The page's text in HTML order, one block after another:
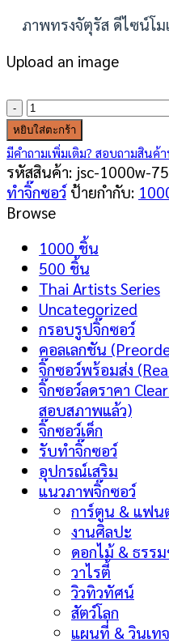
ภาพทรงจัตุรัส ดีไซน์โ
Upload an image
จำนวน
จิ๊ก
ซอว์
1000
ชิ้น
รูป
ตัว
เอง
(Your
Photo)
ขนาด
65
x
65
ซม
ชิ้น
หยิบใส่ตะกร้า
มีคำถามเพิ่มเติม? สอบถามสินค้า
รหัสสินค้า: jsc-1000w-
ทำจิ๊กซอว์ ป้ายกำกับ:
Browse
1000 ชิ้น
500 ชิ้น
Thai Artists Series
Uncategorized
กรอบรูปจิ๊กซอว์
คอลเลกชัน
จิ๊กซอว์พร้อมส่ง
จิ๊กซอว์ลดราคา
สอบสภาพแล้ว)
จิ๊กซอว์เด็ก
รับทำจิ๊กซอว์
อุปกรณ์เสริม
แนวภาพจิ๊กซอว์
การ์ตูน & แฟน
งานศิลปะ
ดอกไม้ & ธรร
วาไรตี้
วิวทิวทัศน์
สัตว์โลก
แผนที่ & วินเทจ